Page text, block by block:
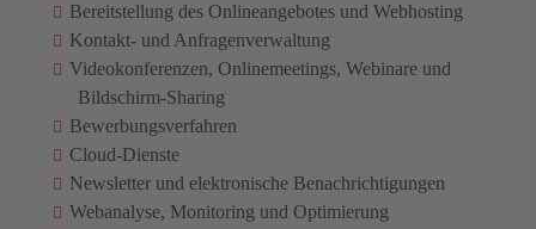
Bereitstellung des Onlineangebotes und Webhosting
Kontakt- und Anfragenverwaltung
Videokonferenzen, Onlinemeetings, Webinare und
Bildschirm-Sharing
Bewerbungsverfahren
Cloud-Dienste
Newsletter und elektronische Benachrichtigungen
Webanalyse, Monitoring und Optimierung